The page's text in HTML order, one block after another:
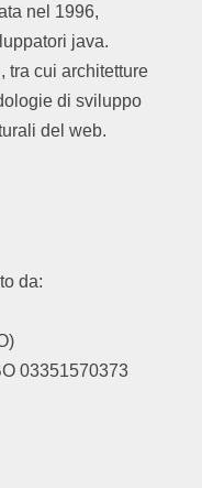
nel 1996,
java.
tra cui architetture
di sviluppo
del web.
da:
03351570373